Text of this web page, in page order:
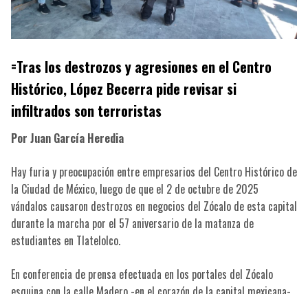
=Tras los destrozos y agresiones en el Centro
Histórico, López Becerra pide revisar si
infiltrados son terroristas
Por Juan García Heredia
Hay furia y preocupación entre empresarios del Centro Histórico de
la Ciudad de México, luego de que el 2 de octubre de 2025
vándalos causaron destrozos en negocios del Zócalo de esta capital
durante la marcha por el 57 aniversario de la matanza de
estudiantes en Tlatelolco.
En conferencia de prensa efectuada en los portales del Zócalo